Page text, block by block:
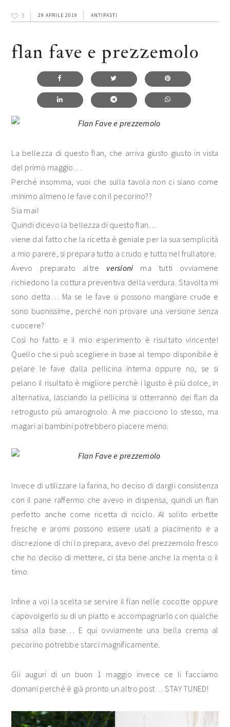
3 29 APRILE 2019 ANTIPASTI
flan fave e prezzemolo
La bellezza di questo flan, che arriva giusto giusto in vista
del primo maggio…
Perché insomma, vuoi che sulla tavola non ci siano come
minimo almeno le fave con il pecorino??
Sia mai!
Quindi dicevo la bellezza di questo flan…
viene dal fatto che la ricetta è geniale per la sua semplicità
a mio parere, si prepara tutto a crudo e tutto nel frullatore.
Avevo preparato altre versioni ma tutti ovviamene
richiedono la cottura preventiva della verdura. Stavolta mi
sono detta… Ma se le fave si possono mangiare crude e
sono buonissime, perché non provare una versione senza
cuocere?
Così ho fatto e il mio esperimento è risultato vincente!
Quello che si può scegliere in base al tempo disponibile è
pelare le fave dalla pellicina interna oppure no, se si
pelano il risultato è migliore perchè i lgusto è più dolce, in
alternativa, lasciando la pellicina si otterranno dei flan da
retrogusto più amarognolo. A me piacciono lo stesso, ma
magari ai bambini potrebbero piacere meno.
Invece di utilizzare la farina, ho deciso di dargli consistenza
con il pane raffermo che avevo in dispensa, quindi un flan
perfetto anche come ricetta di riciclo. Al solito erbette
fresche e aromi possono essere usati a piacimento e a
discrezione di chi lo prepara, avevo del prezzemolo fresco
che ho deciso di mettere, ci sta bene anche la menta o il
timo.
Infine a voi la scelta se servire il flan nelle cocotte oppure
capovolgerlo su di un piatto e accompagnarlo con qualche
salsa alla base… E qui ovviamente una bella crema al
pecorino potrebbe starci magnificamente.
Gli auguri di un buon 1 maggio invece ce li facciamo
domani perché è già pronto un altro post… STAY TUNED!